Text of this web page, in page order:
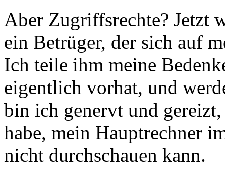
Aber Zugriffsrechte? Jetzt
ein Betrüger, der sich auf
Ich teile ihm meine
eigentlich vorhat, und
bin ich genervt und
habe, mein Hauptrechner
nicht durchschauen kann.